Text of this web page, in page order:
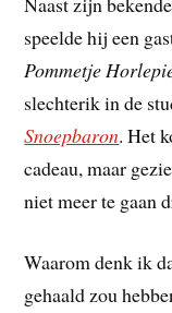
speelde hij een
Pommetje
slechterik in de
Snoepbaron. Het
cadeau, maar
niet meer te gaan
Waarom denk ik
gehaald zou